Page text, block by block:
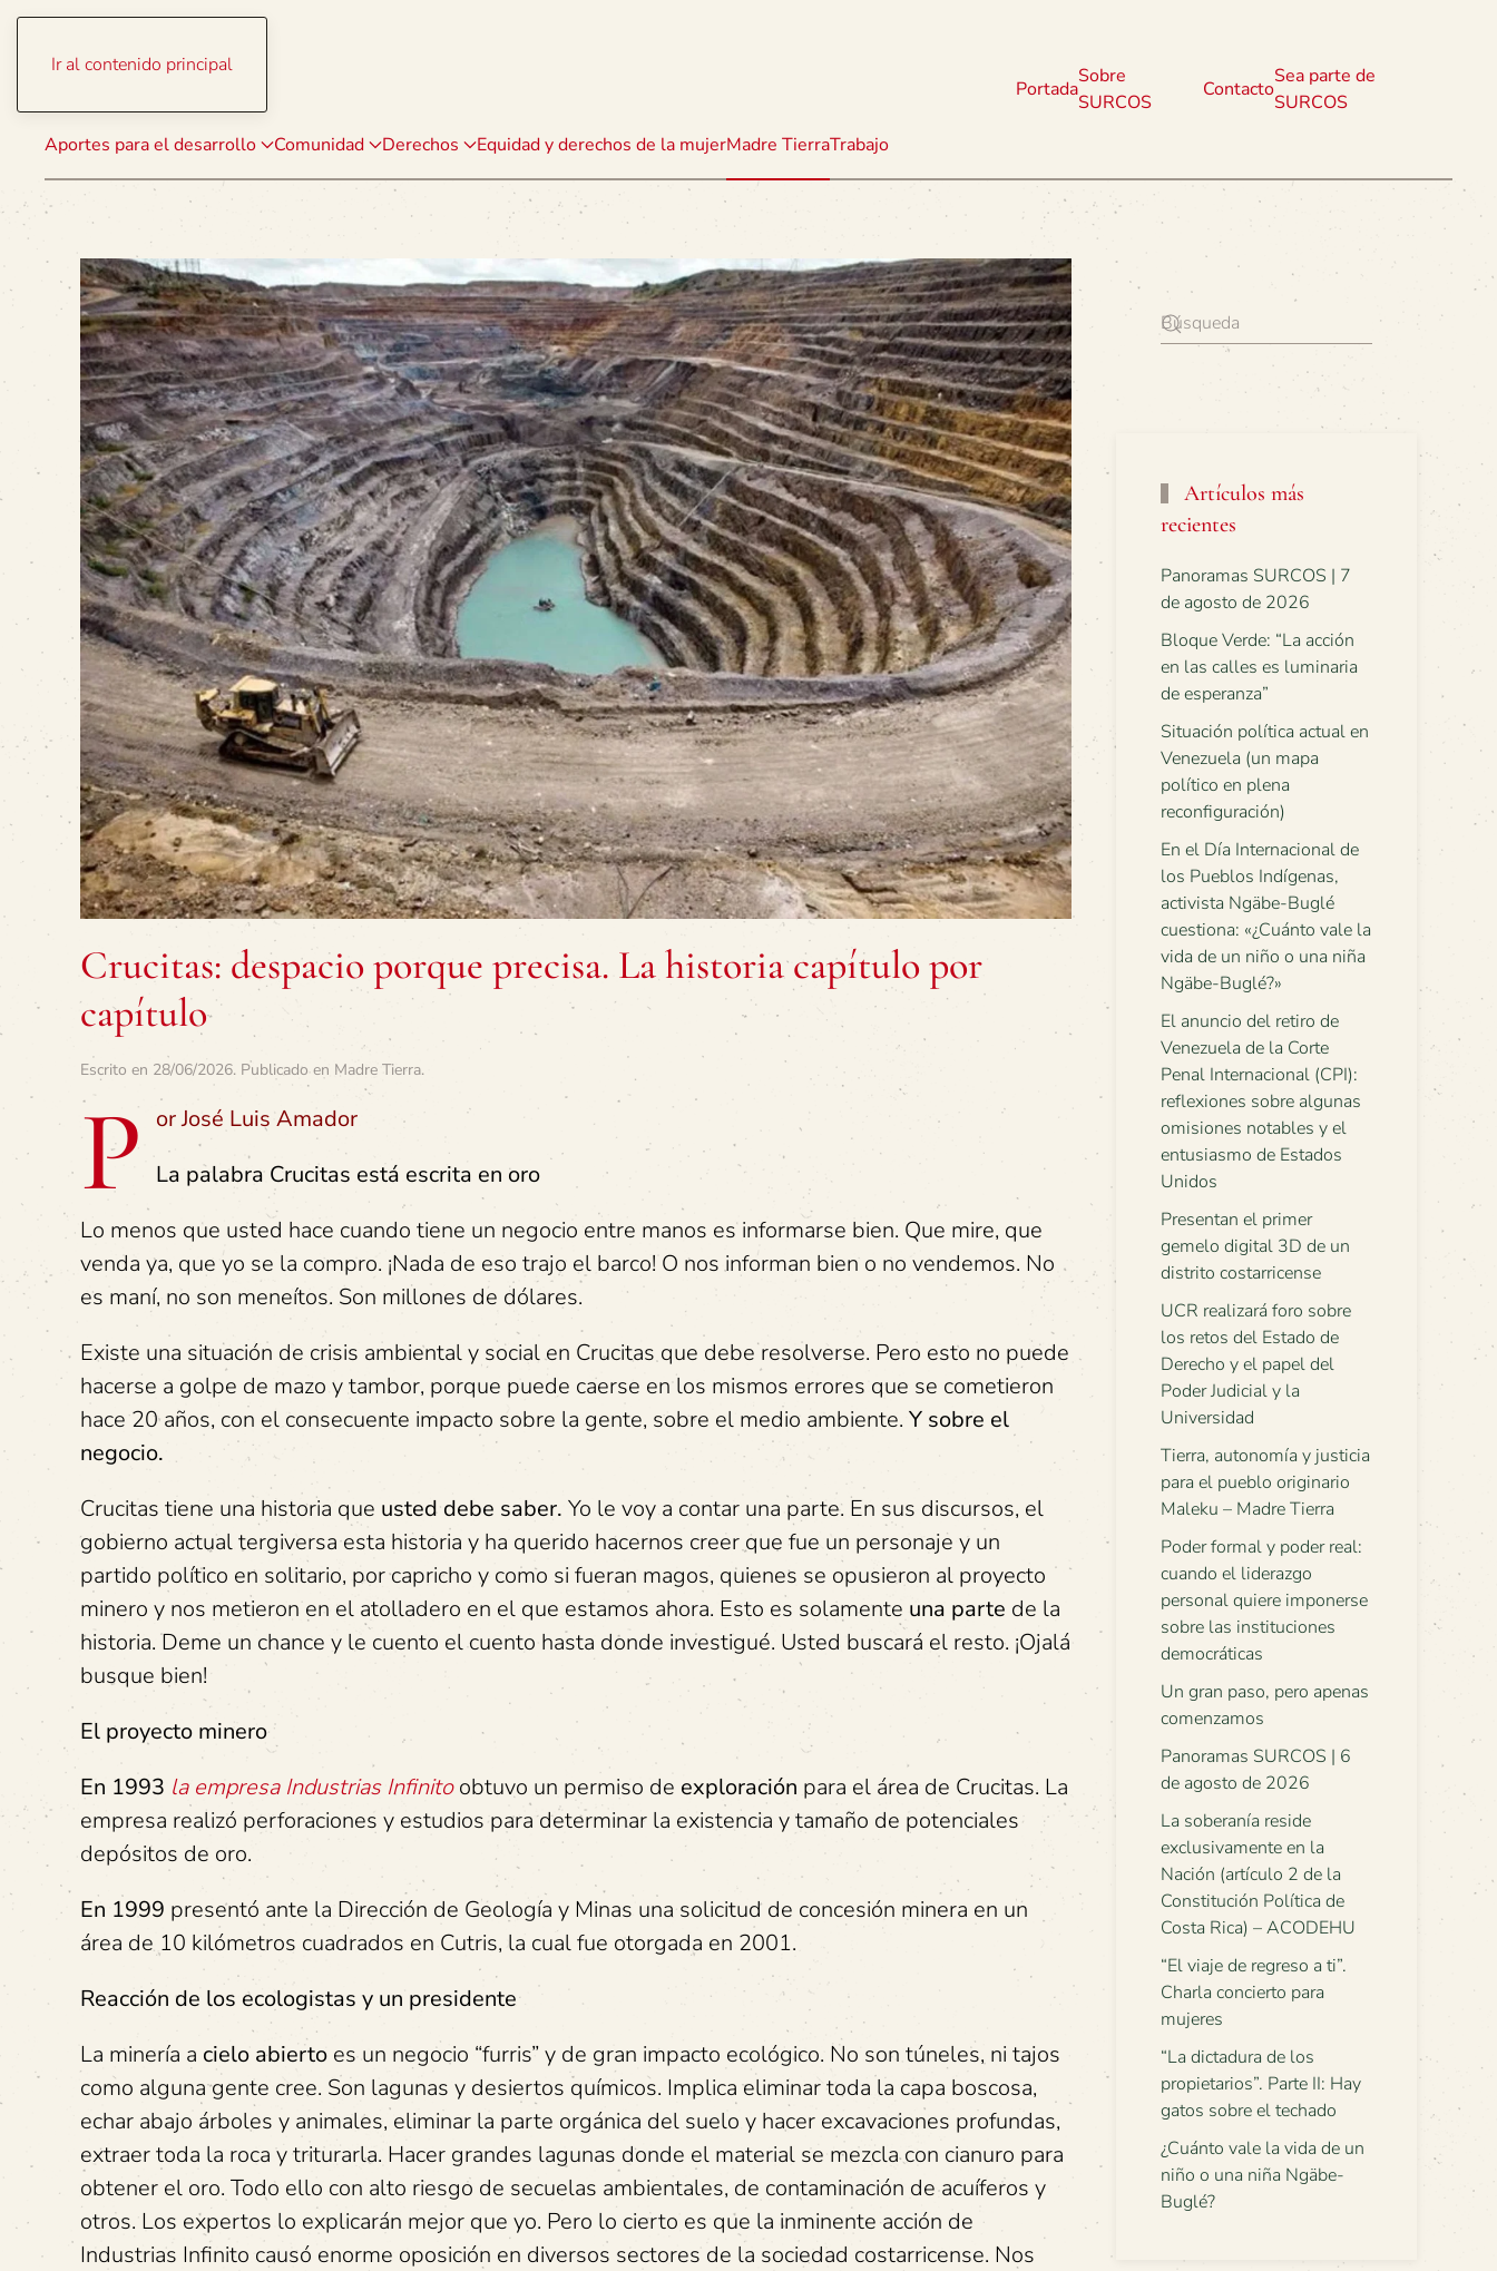
Ir al contenido principal
Aportes para el desarrollo Comunidad Derechos Equidad y derechos de la mujerMadre TierraTrabajo
Portada
Sobre
SURCOS
Contacto
Sea parte de
SURCOS
Crucitas: despacio porque precisa. La historia capítulo por
capítulo
Escrito en 28/06/2026. Publicado en Madre Tierra.
P or José Luis Amador
La palabra Crucitas está escrita en oro
Lo menos que usted hace cuando tiene un negocio entre manos es informarse bien. Que mire, que
venda ya, que yo se la compro. ¡Nada de eso trajo el barco! O nos informan bien o no vendemos. No
es maní, no son meneítos. Son millones de dólares.
Existe una situación de crisis ambiental y social en Crucitas que debe resolverse. Pero esto no puede
hacerse a golpe de mazo y tambor, porque puede caerse en los mismos errores que se cometieron
hace 20 años, con el consecuente impacto sobre la gente, sobre el medio ambiente. Y sobre el
negocio.
Crucitas tiene una historia que usted debe saber. Yo le voy a contar una parte. En sus discursos, el
gobierno actual tergiversa esta historia y ha querido hacernos creer que fue un personaje y un
partido político en solitario, por capricho y como si fueran magos, quienes se opusieron al proyecto
minero y nos metieron en el atolladero en el que estamos ahora. Esto es solamente una parte de la
historia. Deme un chance y le cuento el cuento hasta donde investigué. Usted buscará el resto. ¡Ojalá
busque bien!
El proyecto minero
En 1993 la empresa Industrias Infinitoobtuvo un permiso de exploración para el área de Crucitas. La
empresa realizó perforaciones y estudios para determinar la existencia y tamaño de potenciales
depósitos de oro.
En 1999 presentó ante la Dirección de Geología y Minas una solicitud de concesión minera en un
área de 10 kilómetros cuadrados en Cutris, la cual fue otorgada en 2001.
Reacción de los ecologistas y un presidente
La minería a cielo abierto es un negocio “furris” y de gran impacto ecológico. No son túneles, ni tajos
como alguna gente cree. Son lagunas y desiertos químicos. Implica eliminar toda la capa boscosa,
echar abajo árboles y animales, eliminar la parte orgánica del suelo y hacer excavaciones profundas,
extraer toda la roca y triturarla. Hacer grandes lagunas donde el material se mezcla con cianuro para
obtener el oro. Todo ello con alto riesgo de secuelas ambientales, de contaminación de acuíferos y
otros. Los expertos lo explicarán mejor que yo. Pero lo cierto es que la inminente acción de
Industrias Infinito causó enorme oposición en diversos sectores de la sociedad costarricense. Nos
Artículos más
recientes
Panoramas SURCOS | 7
de agosto de 2026
Bloque Verde: “La acción
en las calles es luminaria
de esperanza”
Situación política actual en
Venezuela (un mapa
político en plena
reconfiguración)
En el Día Internacional de
los Pueblos Indígenas,
activista Ngäbe-Buglé
cuestiona: «¿Cuánto vale la
vida de un niño o una niña
Ngäbe-Buglé?»
El anuncio del retiro de
Venezuela de la Corte
Penal Internacional (CPI):
reflexiones sobre algunas
omisiones notables y el
entusiasmo de Estados
Unidos
Presentan el primer
gemelo digital 3D de un
distrito costarricense
UCR realizará foro sobre
los retos del Estado de
Derecho y el papel del
Poder Judicial y la
Universidad
Tierra, autonomía y justicia
para el pueblo originario
Maleku – Madre Tierra
Poder formal y poder real:
cuando el liderazgo
personal quiere imponerse
sobre las instituciones
democráticas
Un gran paso, pero apenas
comenzamos
Panoramas SURCOS | 6
de agosto de 2026
La soberanía reside
exclusivamente en la
Nación (artículo 2 de la
Constitución Política de
Costa Rica) – ACODEHU
“El viaje de regreso a ti”.
Charla concierto para
mujeres
“La dictadura de los
propietarios”. Parte II: Hay
gatos sobre el techado
¿Cuánto vale la vida de un
niño o una niña Ngäbe-
Buglé?